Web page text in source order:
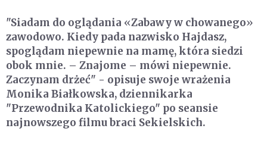
"Siadam do oglądania «Zabawy w chowanego»
zawodowo. Kiedy pada nazwisko Hajdasz,
spoglądam niepewnie na mamę, która siedzi
obok mnie. – Znajome – mówi niepewnie.
Zaczynam drżeć" - opisuje swoje wrażenia
Monika Białkowska, dziennikarka
"Przewodnika Katolickiego" po seansie
najnowszego filmu braci Sekielskich.